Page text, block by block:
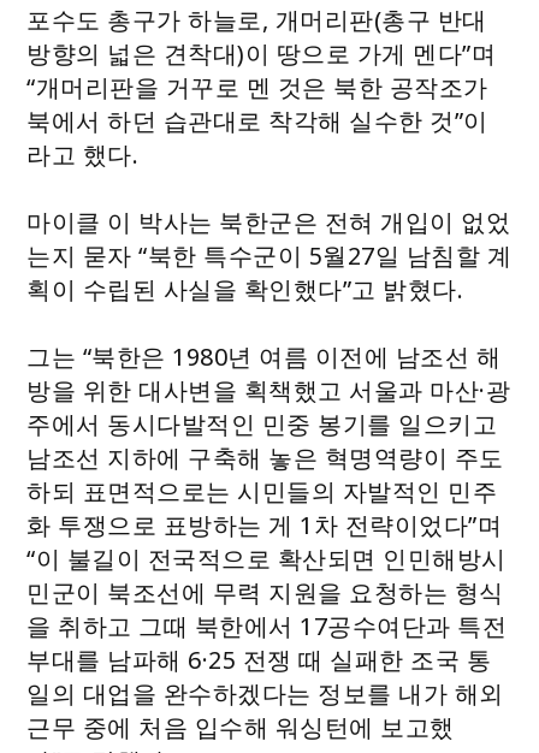
포수도 총구가 하늘로, 개머리판(총구 반대
방향의 넓은 견착대)이 땅으로 가게 멘다”며
“개머리판을 거꾸로 멘 것은 북한 공작조가
북에서 하던 습관대로 착각해 실수한 것”이
라고 했다.
마이클 이 박사는 북한군은 전혀 개입이 없었
는지 묻자 “북한 특수군이 5월27일 남침할 계
획이 수립된 사실을 확인했다”고 밝혔다.
그는 “북한은 1980년 여름 이전에 남조선 해
방을 위한 대사변을 획책했고 서울과 마산·광
주에서 동시다발적인 민중 봉기를 일으키고
남조선 지하에 구축해 놓은 혁명역량이 주도
하되 표면적으로는 시민들의 자발적인 민주
화 투쟁으로 표방하는 게 1차 전략이었다”며
“이 불길이 전국적으로 확산되면 인민해방시
민군이 북조선에 무력 지원을 요청하는 형식
을 취하고 그때 북한에서 17공수여단과 특전
부대를 남파해 6·25 전쟁 때 실패한 조국 통
일의 대업을 완수하겠다는 정보를 내가 해외
근무 중에 처음 입수해 워싱턴에 보고했